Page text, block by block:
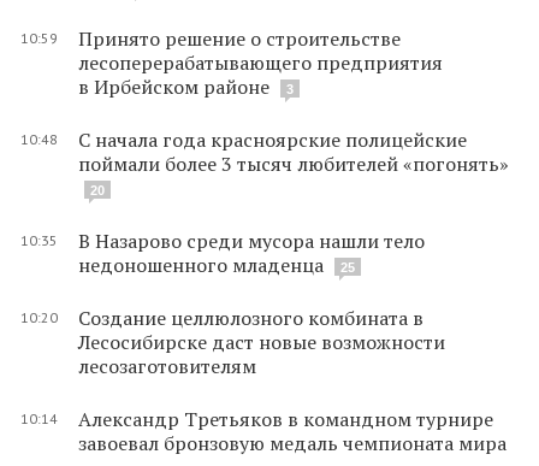
10:59
Принято решение о строительстве
лесоперерабатывающего предприятия
в Ирбейском районе
3
10:48
С начала года красноярские полицейские
поймали более 3 тысяч любителей «погонять»
20
10:35
В Назарово среди мусора нашли тело
недоношенного младенца
25
10:20
Создание целлюлозного комбината в
Лесосибирске даст новые возможности
лесозаготовителям
10:14
Александр Третьяков в командном турнире
завоевал бронзовую медаль чемпионата мира